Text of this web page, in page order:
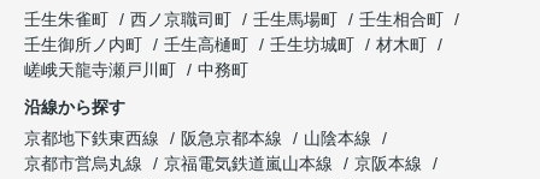
壬生朱雀町
西ノ京職司町 壬生馬場町
壬生相合町
壬生御所ノ内町
壬生高樋町 壬生坊城町
材木町
嵯峨天龍寺瀬戸川町
中務町
沿線から探す
京都地下鉄東西線
阪急京都本線
山陰本線
京都市営烏丸線
京福電気鉄道嵐山本線
京阪本線